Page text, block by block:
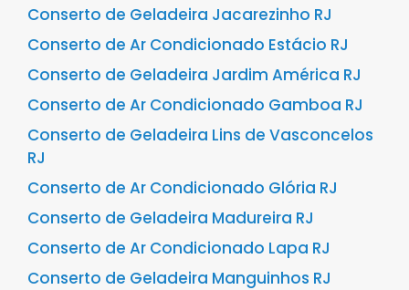
Conserto de Geladeira Jacarezinho RJ
Conserto de Ar Condicionado Estácio RJ
Conserto de Geladeira Jardim América RJ
Conserto de Ar Condicionado Gamboa RJ
Conserto de Geladeira Lins de Vasconcelos
RJ
Conserto de Ar Condicionado Glória RJ
Conserto de Geladeira Madureira RJ
Conserto de Ar Condicionado Lapa RJ
Conserto de Geladeira Manguinhos RJ